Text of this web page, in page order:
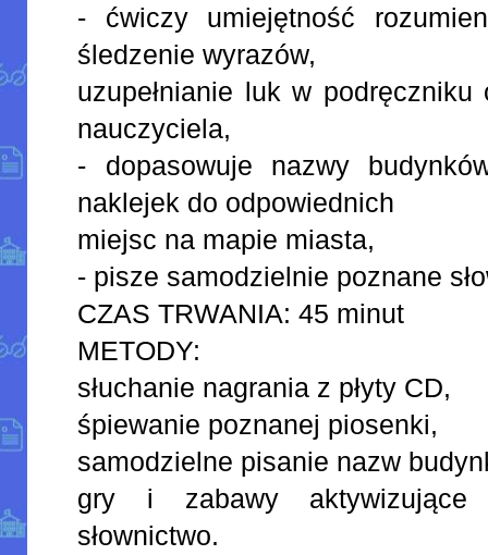
- ćwiczy umiejętność
śledzenie wyrazów,
uzupełnianie luk w podręczniku
nauczyciela,
- dopasowuje nazwy
naklejek do odpowiednich
miejsc na mapie miasta,
- pisze samodzielnie poznane
CZAS TRWANIA: 45 minut
METODY:
słuchanie nagrania z płyty CD,
śpiewanie poznanej piosenki,
samodzielne pisanie nazw
gry i zabawy aktywizujące
słownictwo.